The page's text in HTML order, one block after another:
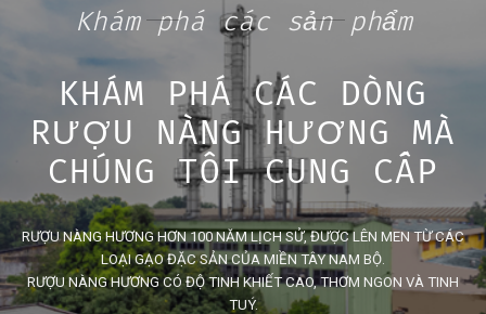
Khám phá các sản phẩm
KHÁM PHÁ CÁC DÒNG
RƯỢU NÀNG HƯƠNG MÀ
CHÚNG TÔI CUNG CẤP
RƯỢU NÀNG HƯƠNG HƠN 100 NĂM LỊCH SỬ, ĐƯỢC LÊN MEN TỪ CÁC
LOẠI GẠO ĐẶC SẢN CỦA MIỀN TÂY NAM BỘ.
RƯỢU NÀNG HƯƠNG CÓ ĐỘ TINH KHIẾT CAO, THƠM NGON VÀ TINH
TUÝ.